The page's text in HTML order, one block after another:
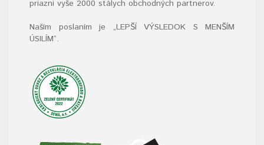
priazni vyše 2000 stálych obchodných partnerov.
Naším poslaním je „LEPŠÍ VÝSLEDOK S MENŠÍM
ÚSILÍM“.